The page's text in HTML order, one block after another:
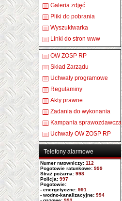
Galeria zdjęć
Pliki do pobrania
Wyszukiwarka
Linki do stron www
OW ZOSP RP
Skład Zarządu
Uchwały programowe
Regulaminy
Akty prawne
Zadania do wykonania
Kampania sprawozdawcza
Uchwały OW ZOSP RP
Telefony alarmowe
Numer ratowniczy: 112
Pogotowie ratunkowe: 999
Straż pożarna: 998
Policja: 997
Pogotowie:
- energetyczne: 991
- wodno-kanalizacyjne: 994